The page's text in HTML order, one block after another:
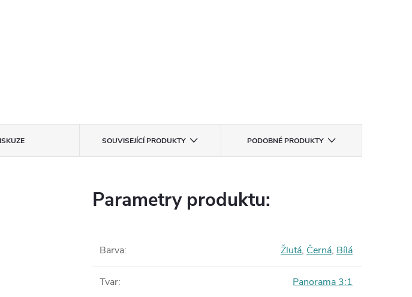
SOUVISEJÍCÍ PRODUKTY PODOBNÉ PRODUKTY
Parametry produktu:
Barva: Žlutá, Černá, Bílá
Tvar: Panorama 3:1